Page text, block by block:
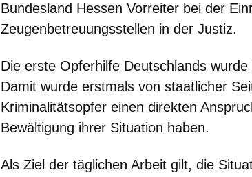
Bundesland Hessen Vorreiter bei der
Zeugenbetreuungsstellen in der Justiz.
Die erste Opferhilfe Deutschlands
Damit wurde erstmals von staatlicher
Kriminalitätsopfer einen direkten
Bewältigung ihrer Situation haben.
Als Ziel der täglichen Arbeit gilt, die